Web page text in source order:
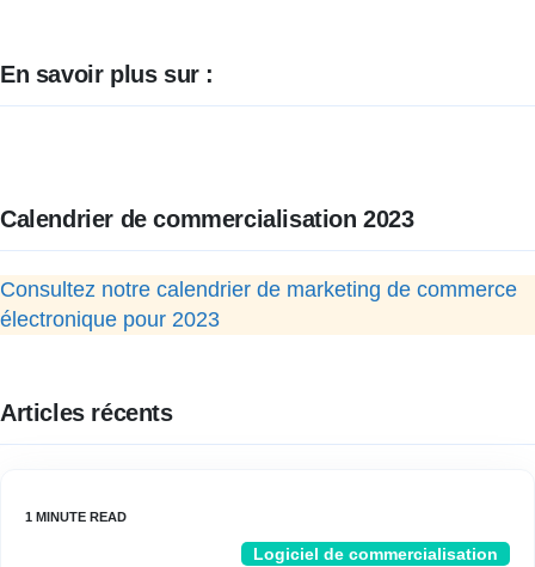
En savoir plus sur :
Calendrier de commercialisation 2023
Consultez notre calendrier de marketing de commerce
électronique pour 2023
Articles récents
Logiciel de commercialisation